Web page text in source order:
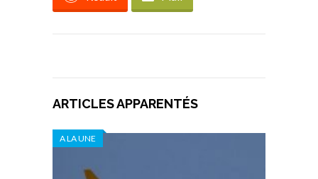
ARTICLES APPARENTÉS
A LA UNE